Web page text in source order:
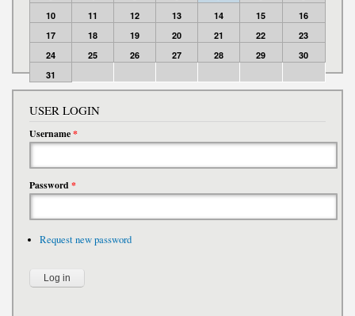
10
11 12 13 14 15
16
17
18 19 20 21 22
23
24
25 26 27 28 29
30
31
USER LOGIN
Username*
Password*
Request new password